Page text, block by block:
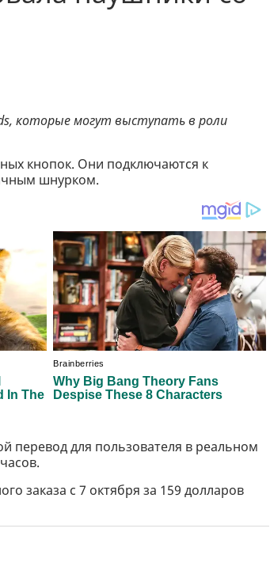
которые могут выступать в роли
кнопок. Они подключаются к
шнурком.
перевод для пользователя в реальном
заказа с 7 октября за 159 долларов